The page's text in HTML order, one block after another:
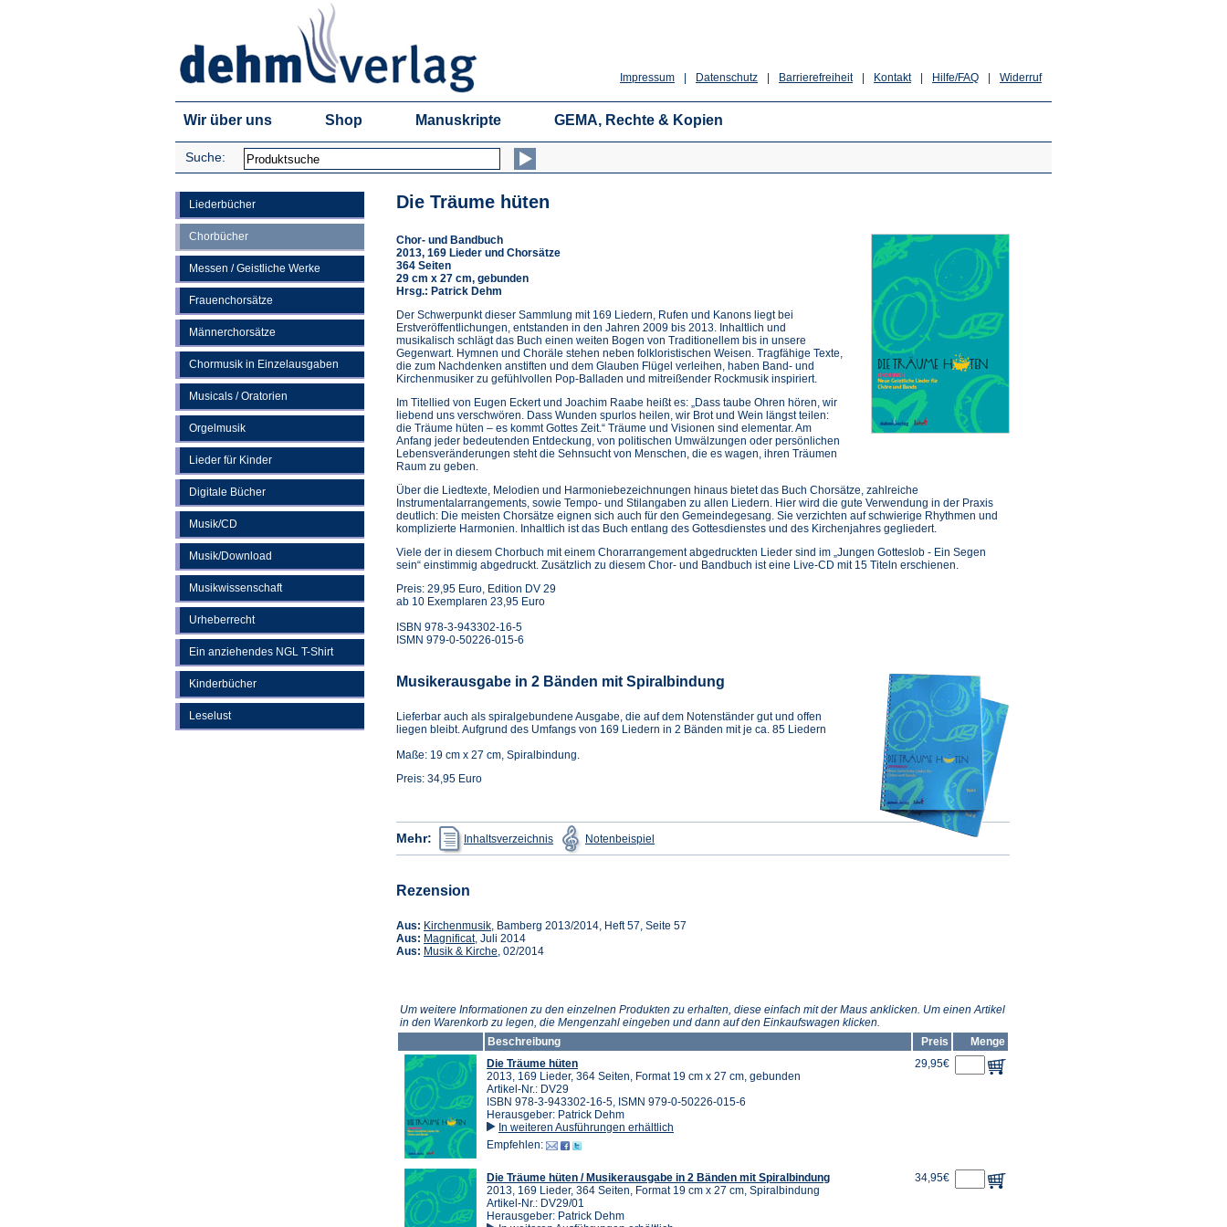
Widerruf
Hilfe/FAQ
Kontakt
Barrierefreiheit
Datenschutz
Impressum
Wir über uns Shop Manuskripte GEMA, Rechte & Kopien
Suche:
Liederbücher
Chorbücher
Messen / Geistliche Werke
Frauenchorsätze
Männerchorsätze
Chormusik in Einzelausgaben
Musicals / Oratorien
Orgelmusik
Lieder für Kinder
Digitale Bücher
Musik/CD
Musik/Download
Musikwissenschaft
Urheberrecht
Ein anziehendes NGL T-Shirt
Kinderbücher
Leselust
Die Träume hüten
Chor- und Bandbuch
2013, 169 Lieder und Chorsätze
364 Seiten
29 cm x 27 cm, gebunden
Hrsg.: Patrick Dehm
Der Schwerpunkt dieser Sammlung mit 169 Liedern, Rufen und Kanons liegt bei
Erstveröffentlichungen, entstanden in den Jahren 2009 bis 2013. Inhaltlich und
musikalisch schlägt das Buch einen weiten Bogen von Traditionellem bis in unsere
Gegenwart. Hymnen und Choräle stehen neben folkloristischen Weisen. Tragfähige Texte,
die zum Nachdenken anstiften und dem Glauben Flügel verleihen, haben Band- und
Kirchenmusiker zu gefühlvollen Pop-Balladen und mitreißender Rockmusik inspiriert.
Im Titellied von Eugen Eckert und Joachim Raabe heißt es: „Dass taube Ohren hören, wir
liebend uns verschwören. Dass Wunden spurlos heilen, wir Brot und Wein längst teilen:
die Träume hüten – es kommt Gottes Zeit.“ Träume und Visionen sind elementar. Am
Anfang jeder bedeutenden Entdeckung, von politischen Umwälzungen oder persönlichen
Lebensveränderungen steht die Sehnsucht von Menschen, die es wagen, ihren Träumen
Raum zu geben.
Über die Liedtexte, Melodien und Harmoniebezeichnungen hinaus bietet das Buch Chorsätze, zahlreiche
Instrumentalarrangements, sowie Tempo- und Stilangaben zu allen Liedern. Hier wird die gute Verwendung in der Praxis
deutlich: Die meisten Chorsätze eignen sich auch für den Gemeindegesang. Sie verzichten auf schwierige Rhythmen und
komplizierte Harmonien. Inhaltlich ist das Buch entlang des Gottesdienstes und des Kirchenjahres gegliedert.
Viele der in diesem Chorbuch mit einem Chorarrangement abgedruckten Lieder sind im „Jungen Gotteslob - Ein Segen
sein“ einstimmig abgedruckt. Zusätzlich zu diesem Chor- und Bandbuch ist eine Live-CD mit 15 Titeln erschienen.
Preis: 29,95 Euro, Edition DV 29
ab 10 Exemplaren 23,95 Euro
ISBN 978-3-943302-16-5
ISMN 979-0-50226-015-6
Musikerausgabe in 2 Bänden mit Spiralbindung
Lieferbar auch als spiralgebundene Ausgabe, die auf dem Notenständer gut und offen
liegen bleibt. Aufgrund des Umfangs von 169 Liedern in 2 Bänden mit je ca. 85 Liedern
Maße: 19 cm x 27 cm, Spiralbindung.
Preis: 34,95 Euro
Mehr: Inhaltsverzeichnis
(Öffnet
in
einem
Notenbeispiel in
einem
Rezension
Aus: Kirchenmusik(Öffnet
in
einem
, Bamberg 2013/2014, Heft 57, Seite 57
Aus: Magnificat(Öffnet
in
, Juli 2014
Aus: Musik & Kirche (Öffnet
, 02/2014
Um weitere Informationen zu den einzelnen Produkten zu erhalten, diese einfach mit der Maus anklicken. Um einen Artikel
in den Warenkorb zu legen, die Mengenzahl eingeben und dann auf den Einkaufswagen klicken.
Beschreibung
Preis
Menge
Die Träume hüten
2013, 169 Lieder, 364 Seiten, Format 19 cm x 27 cm, gebunden
Artikel-Nr.: DV29
ISBN 978-3-943302-16-5, ISMN 979-0-50226-015-6
Herausgeber: Patrick Dehm
In weiteren Ausführungen erhältlich
Empfehlen:
29,95€
Die Träume hüten / Musikerausgabe in 2 Bänden mit Spiralbindung
2013, 169 Lieder, 364 Seiten, Format 19 cm x 27 cm, Spiralbindung
Artikel-Nr.: DV29/01
Herausgeber: Patrick Dehm
34,95€